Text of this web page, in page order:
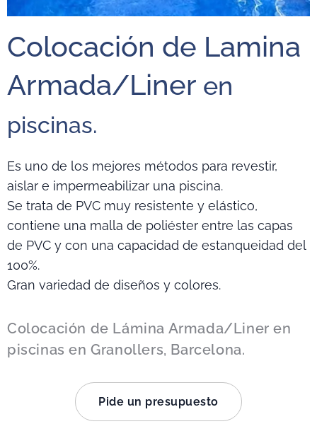
Colocación de Lamina
Armada/Liner en
piscinas.
Es uno de los mejores métodos para revestir,
aislar e impermeabilizar una piscina.
Se trata de PVC muy resistente y elástico,
contiene una malla de poliéster entre las capas
de PVC y con una capacidad de estanqueidad del
100%.
Gran variedad de diseños y colores.
Colocación de Lámina Armada/Liner en
piscinas en Granollers, Barcelona.
Pide un presupuesto